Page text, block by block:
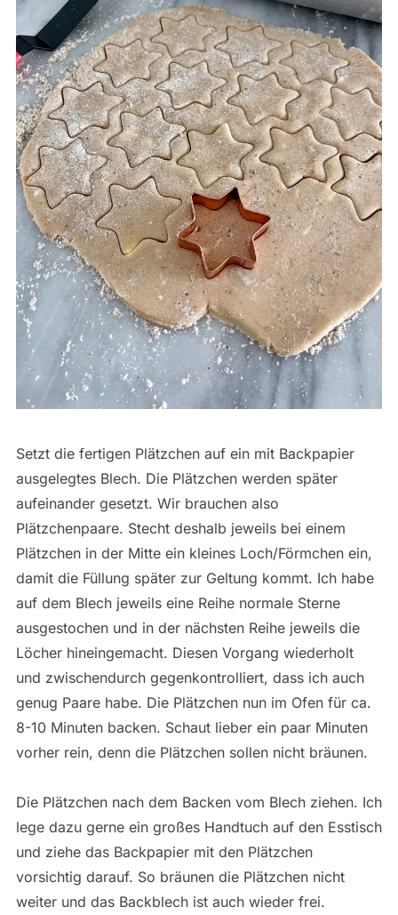
Setzt die fertigen Plätzchen auf ein mit Backpapier
ausgelegtes Blech. Die Plätzchen werden später
aufeinander gesetzt. Wir brauchen also
Plätzchenpaare. Stecht deshalb jeweils bei einem
Plätzchen in der Mitte ein kleines Loch/Förmchen ein,
damit die Füllung später zur Geltung kommt. Ich habe
auf dem Blech jeweils eine Reihe normale Sterne
ausgestochen und in der nächsten Reihe jeweils die
Löcher hineingemacht. Diesen Vorgang wiederholt
und zwischendurch gegenkontrolliert, dass ich auch
genug Paare habe. Die Plätzchen nun im Ofen für ca.
8-10 Minuten backen. Schaut lieber ein paar Minuten
vorher rein, denn die Plätzchen sollen nicht bräunen.
Die Plätzchen nach dem Backen vom Blech ziehen. Ich
lege dazu gerne ein großes Handtuch auf den Esstisch
und ziehe das Backpapier mit den Plätzchen
vorsichtig darauf. So bräunen die Plätzchen nicht
weiter und das Backblech ist auch wieder frei.